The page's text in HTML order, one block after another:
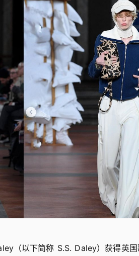
（以下简称 S.S. Daley）获得英